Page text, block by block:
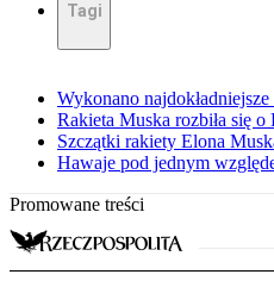
Tagi
Wykonano
Rakieta Muska rozbiła się
Szczątki rakiety Elona
Hawaje pod jednym
Promowane treści